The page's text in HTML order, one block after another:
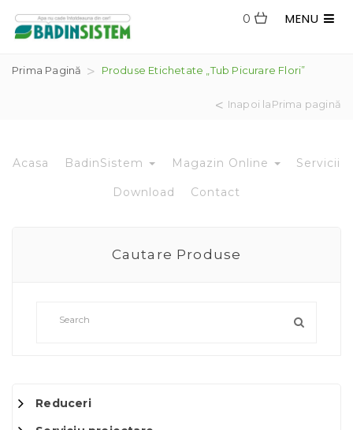
MENU
0
Prima Pagină Produse Etichetate „tub Picurare Flori”
Inapoi laPrima pagină
Acasa BadinSistem Magazin Online Servicii
Download Contact
Cautare Produse
Reduceri